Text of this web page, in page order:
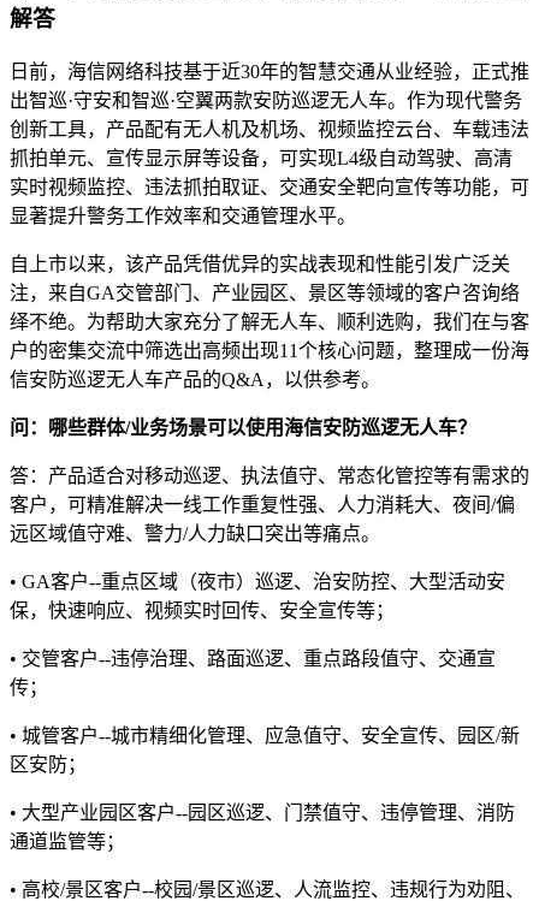
解答
日前，海信网络科技基于近30年的智慧交通从业经验，正式推
出智巡·守安和智巡·空翼两款安防巡逻无人车。作为现代警务
创新工具，产品配有无人机及机场、视频监控云台、车载违法
抓拍单元、宣传显示屏等设备，可实现L4级自动驾驶、高清
实时视频监控、违法抓拍取证、交通安全靶向宣传等功能，可
显著提升警务工作效率和交通管理水平。
自上市以来，该产品凭借优异的实战表现和性能引发广泛关
注，来自GA交管部门、产业园区、景区等领域的客户咨询络
绎不绝。为帮助大家充分了解无人车、顺利选购，我们在与客
户的密集交流中筛选出高频出现11个核心问题，整理成一份海
信安防巡逻无人车产品的Q&A，以供参考。
问：哪些群体/业务场景可以使用海信安防巡逻无人车？
答：产品适合对移动巡逻、执法值守、常态化管控等有需求的
客户，可精准解决一线工作重复性强、人力消耗大、夜间/偏
远区域值守难、警力/人力缺口突出等痛点。
• GA客户--重点区域（夜市）巡逻、治安防控、大型活动安
保，快速响应、视频实时回传、安全宣传等；
• 交管客户--违停治理、路面巡逻、重点路段值守、交通宣
传；
• 城管客户--城市精细化管理、应急值守、安全宣传、园区/新
区安防；
• 大型产业园区客户--园区巡逻、门禁值守、违停管理、消防
通道监管等；
• 高校/景区客户--校园/景区巡逻、人流监控、违规行为劝阻、